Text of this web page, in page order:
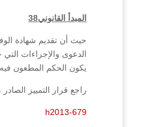
المبدأ القانوني38
حيث أن تقديم شهادة
الدعوى والإجراءات
يكون الحكم المطعون فيه
راجع قرار التمييز الصادر عن الهيئة
h2013-679